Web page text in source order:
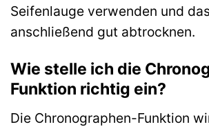
Seifenlauge verwenden und
anschließend gut abtrocknen.
Wie stelle ich die
Funktion richtig ein?
Die Chronographen-Funktion